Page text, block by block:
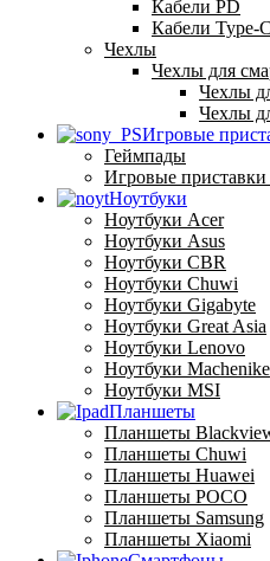
Кабели PD
Кабели Type-C
Чехлы
Чехлы для
Чехлы
Чехлы
Игровые
Геймпады
Игровые приставки
Ноутбуки
Ноутбуки Acer
Ноутбуки Asus
Ноутбуки CBR
Ноутбуки Chuwi
Ноутбуки Gigabyte
Ноутбуки Great Asia
Ноутбуки Lenovo
Ноутбуки Machenike
Ноутбуки MSI
Планшеты
Планшеты
Планшеты Chuwi
Планшеты Huawei
Планшеты POCO
Планшеты Samsung
Планшеты Xiaomi